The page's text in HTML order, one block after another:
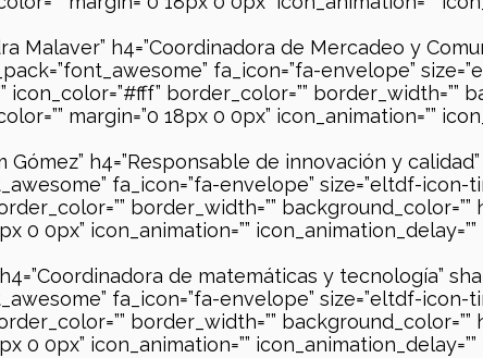
Malaver” h4=”Coordinadora de Mercadeo y
fa_icon=”fa-envelope”
icon_color=”#fff” border_color=”” border_width=””
margin=”0 18px 0 0px” icon_animation=””
h4=”Responsable de innovación y calidad”
fa_icon=”fa-envelope” size=”eltdf-icon-
border_width=”” background_color=””
0px” icon_animation=”” icon_animation_delay=””
de matemáticas y tecnología”
fa_icon=”fa-envelope” size=”eltdf-icon-
border_width=”” background_color=””
0px” icon_animation=”” icon_animation_delay=””